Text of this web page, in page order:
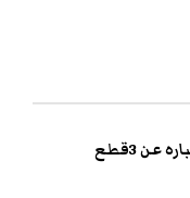
3قطع